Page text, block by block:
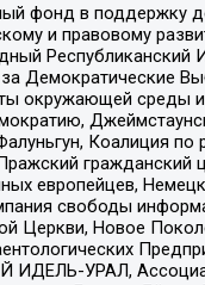
фонд в поддержку
и правовому
Республиканский
Демократические
окружающей среды и
Коалиция
гражданский
европейцев,
свободы
Церкви, Новое
УРАЛ,